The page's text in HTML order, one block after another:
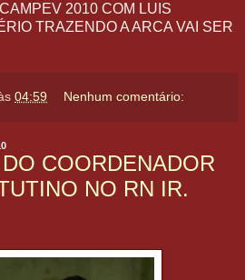
2010 COM LUIS
TRAZENDO A ARCA VAI SER
04:59 Nenhum comentário:
COORDENADOR
NO RN IR.